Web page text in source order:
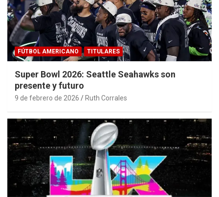
FÚTBOL AMERICANO TITULARES
Super Bowl 2026: Seattle Seahawks son
presente y futuro
9 de febrero de 2026 Ruth Corrales